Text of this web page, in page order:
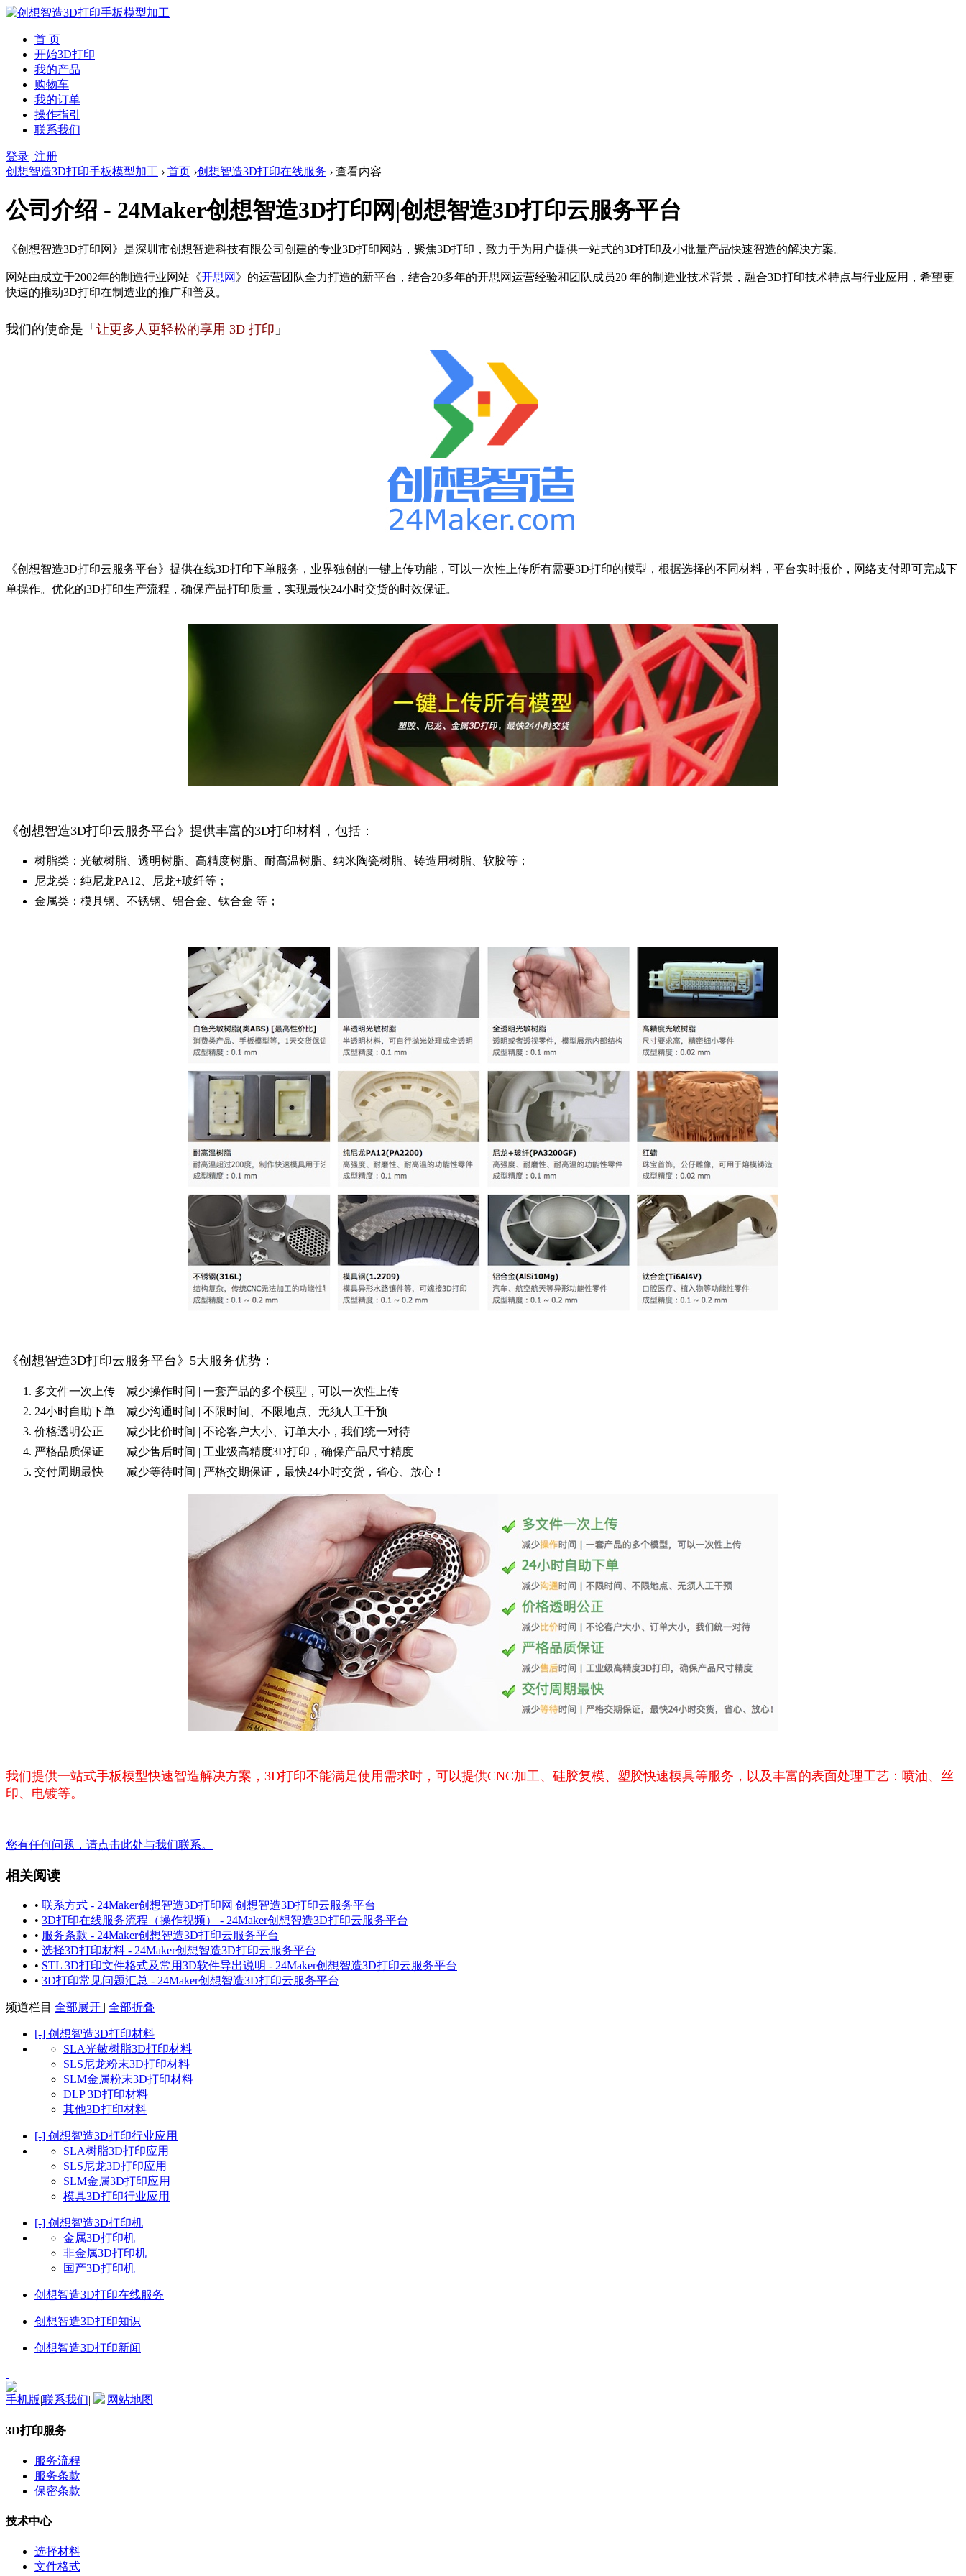
首 页
开始3D打印
我的产品
购物车
我的订单
操作指引
联系我们
登录 注册
创想智造3D打印手板模型加工 › 首页 ›创想智造3D打印在线服务 › 查看内容
公司介绍 - 24Maker创想智造3D打印网|创想智造3D打印云服务平台
《创想智造3D打印网》是深圳市创想智造科技有限公司创建的专业3D打印网站，聚焦3D打印，致力于为用户提供一站式的3D打印及小批量产品快速智造的解决方案。
网站由成立于2002年的制造行业网站《开思网 》的运营团队全力打造的新平台，结合20多年的开思网运营经验和团队成员20 年的制造业技术背景，融合3D打印技术特点与行业应用，希望更
快速的推动3D打印在制造业的推广和普及。
我们的使命是「 让更多人更轻松的享用 3D 打印 」
《创想智造3D打印云服务平台》提供在线3D打印下单服务，业界独创的一键上传功能，可以一次性上传所有需要3D打印的模型，根据选择的不同材料，平台实时报价，网络支付即可完成下
单操作。优化的3D打印生产流程，确保产品打印质量，实现最快24小时交货的时效保证。
《创想智造3D打印云服务平台》提供丰富的3D打印材料，包括：
树脂类：光敏树脂、透明树脂、高精度树脂、 耐高温树脂、纳米陶瓷树脂、 铸造用树脂、软胶等；
尼龙类：纯尼龙PA12、尼龙+玻纤等；
金属类：模具钢、不锈钢、铝合金、钛合金 等；
《创想智造3D打印云服务平台》5大服务优势：
多文件一次上传
减少操作时间 | 一套产品的多个模型，可以一次性上传
24小时自助下单
减少沟通时间 | 不限时间、不限地点、无须人工干预
价格透明公正
减少比价时间 | 不论客户大小、订单大小，我们统一对待
严格品质保证
减少售后时间 | 工业级高精度3D打印，确保产品尺寸精度
交付周期最快
减少等待时间 | 严格交期保证，最快24小时交货，省心、放心！
我们提供一站式手板模型快速智造解决方案，3D打印不能满足使用需求时，可以提供CNC加工、硅胶复模、塑胶快速模具等服务，以及丰富的表面处理工艺：喷油、丝
印、电镀等。
您有任何问题，请点击此处与我们联系。
相关阅读
• 联系方式 - 24Maker创想智造3D打印网|创想智造3D打印云服务平台
• 3D打印在线服务流程（操作视频） - 24Maker创想智造3D打印云服务平台
• 服务条款 - 24Maker创想智造3D打印云服务平台
• 选择3D打印材料 - 24Maker创想智造3D打印云服务平台
• STL 3D打印文件格式及常用3D软件导出说明 - 24Maker创想智造3D打印云服务平台
• 3D打印常见问题汇总 - 24Maker创想智造3D打印云服务平台
频道栏目 全部展开 | 全部折叠
[-] 创想智造3D打印材料
SLA光敏树脂3D打印材料
SLS尼龙粉末3D打印材料
SLM金属粉末3D打印材料
DLP 3D打印材料
其他3D打印材料
[-] 创想智造3D打印行业应用
SLA树脂3D打印应用
SLS尼龙3D打印应用
SLM金属3D打印应用
模具3D打印行业应用
[-] 创想智造3D打印机
金属3D打印机
非金属3D打印机
国产3D打印机
创想智造3D打印在线服务
创想智造3D打印知识
创想智造3D打印新闻
手机版|联系我们| |网站地图
3D打印服务
服务流程
服务条款
保密条款
技术中心
选择材料
文件格式